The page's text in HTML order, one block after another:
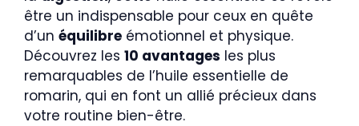
être un indispensable pour ceux en quête
d’un équilibre émotionnel et physique.
Découvrez les 10 avantages les plus
remarquables de l’huile essentielle de
romarin, qui en font un allié précieux dans
votre routine bien-être.